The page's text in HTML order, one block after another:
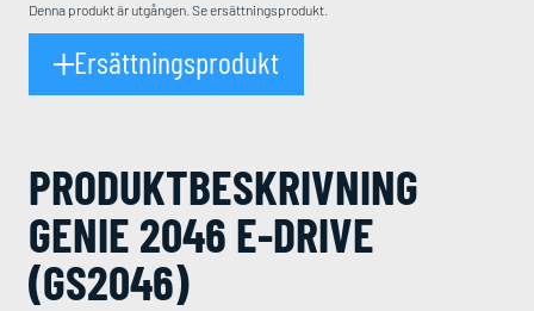
Denna produkt är utgången. Se ersättningsprodukt.
Ersättningsprodukt
PRODUKT­BESKRIVNING
GENIE 2046 E-DRIVE
(GS2046)